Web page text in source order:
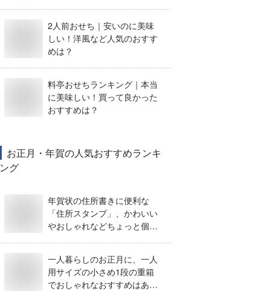
2人前おせち｜安いのに美味
しい！洋風など人気のおすす
めは？
料亭おせちランキング｜本当
に美味しい！買って良かった
おすすめは？
お正月・年賀の人気おすすめランキ
ング
年賀状の住所書きに便利な
「住所スタンプ」、かわいい
やおしゃれなどちょっと個性
一人暮らしのお正月に、一人
用サイズの小さめ1段の重箱
でおしゃれなおすすめはあり